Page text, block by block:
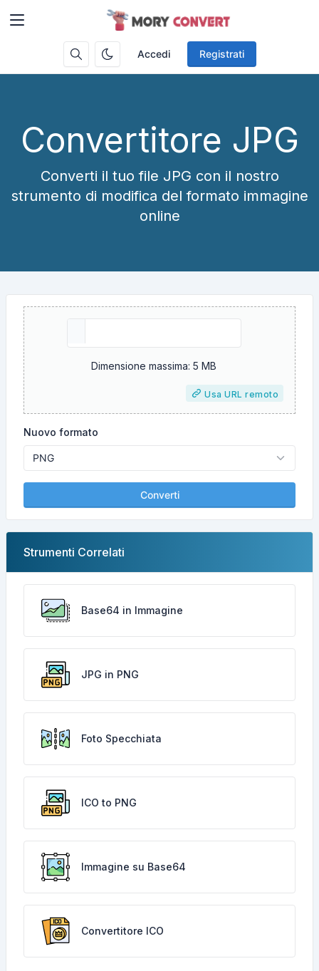
Accedi Registrati
Convertitore JPG
Converti il ​​tuo file JPG con il nostro
strumento di modifica del formato immagine
online
Dimensione massima: 5 MB
Usa URL remoto
Nuovo formato
Converti
Strumenti Correlati
Base64 in Immagine
JPG in PNG
Foto Specchiata
ICO to PNG
Immagine su Base64
Convertitore ICO